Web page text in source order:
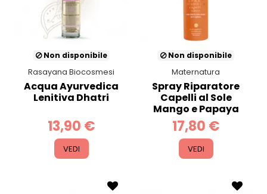
Non disponibile
Rasayana Biocosmesi
Acqua Ayurvedica
Lenitiva Dhatri
13,90 €
VEDI
Non disponibile
Maternatura
Spray Riparatore
Capelli al Sole
Mango e Papaya
17,80 €
VEDI